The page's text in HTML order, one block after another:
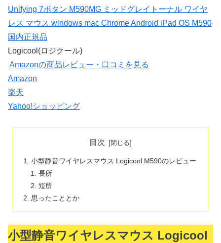
Unifying 7ボタン M590MG ミッドグレイトーナル ワイヤ
レス マウス windows mac Chrome Android iPad OS M590
国内正規品
Logicool(ロジクール)
Amazonの商品レビュー・口コミを見る
Amazon
楽天
Yahoo!ショッピング
目次
小型静音ワイヤレスマウス Logicool M590のレビュー
長所
短所
思ったこととか
小型静音ワイヤレスマウス Logicool